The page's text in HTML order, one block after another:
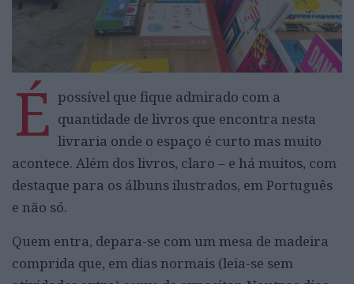
É possível que fique admirado com a
quantidade de livros que encontra nesta
livraria onde o espaço é curto mas muito
acontece. Além dos livros, claro – e há muitos, com
destaque para os álbuns ilustrados, em Português
e não só.
Quem entra, depara-se com um mesa de madeira
comprida que, em dias normais (leia-se sem